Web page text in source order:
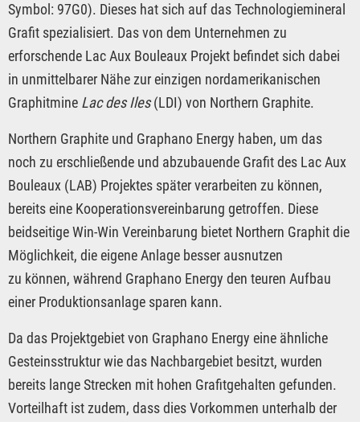
Symbol: 97G0). Dieses hat sich auf das Technologiemineral
Grafit spezialisiert. Das von dem Unternehmen zu
erforschende Lac Aux Bouleaux Projekt befindet sich dabei
in unmittelbarer Nähe zur einzigen nordamerikanischen
Graphitmine Lac des Iles(LDI) von Northern Graphite.
Northern Graphite und Graphano Energy haben, um das
noch zu erschließende und abzubauende Grafit des Lac Aux
Bouleaux (LAB) Projektes später verarbeiten zu können,
bereits eine Kooperationsvereinbarung getroffen. Diese
beidseitige Win-Win Vereinbarung bietet Northern Graphit die
Möglichkeit, die eigene Anlage besser ausnutzen
zu können, während Graphano Energy den teuren Aufbau
einer Produktionsanlage sparen kann.
Da das Projektgebiet von Graphano Energy eine ähnliche
Gesteinsstruktur wie das Nachbargebiet besitzt, wurden
bereits lange Strecken mit hohen Grafitgehalten gefunden.
Vorteilhaft ist zudem, dass dies Vorkommen unterhalb der